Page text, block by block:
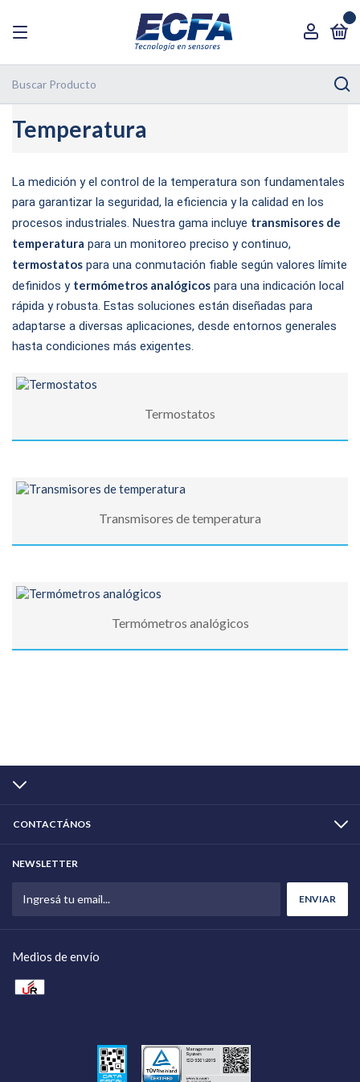
Temperatura
La medición y el control de la temperatura son fundamentales
para garantizar la seguridad, la eficiencia y la calidad en los
procesos industriales. Nuestra gama incluye transmisores de
temperatura para un monitoreo preciso y continuo,
termostatos para una conmutación fiable según valores límite
definidos y termómetros analógicos para una indicación local
rápida y robusta. Estas soluciones están diseñadas para
adaptarse a diversas aplicaciones, desde entornos generales
hasta condiciones más exigentes.
Termostatos
Transmisores de temperatura
Termómetros analógicos
CONTACTÁNOS
NEWSLETTER
Medios de envío